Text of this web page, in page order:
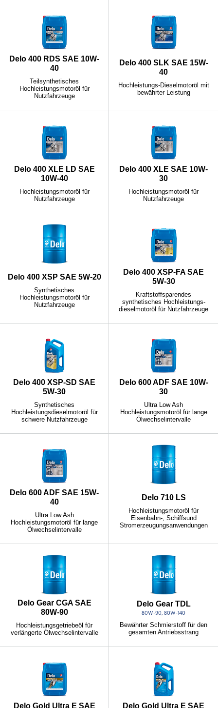
Delo 400 RDS SAE 10W-
40
Teilsynthetisches
Hochleistungsmotoröl für
Nutzfahrzeuge
Delo 400 SLK SAE 15W-
40
Hochleistungs-Dieselmotoröl mit
bewährter Leistung
Delo 400 XLE LD SAE
10W-40
Hochleistungsmotoröl für
Nutzfahrzeuge
Delo 400 XLE SAE 10W-
30
Hochleistungsmotoröl für
Nutzfahrzeuge
Delo 400 XSP SAE 5W-20
Synthetisches
Hochleistungsmotoröl für
Nutzfahrzeuge
Delo 400 XSP-FA SAE
5W-30
Kraftstoffsparendes
synthetisches Hochleistungs-
dieselmotoröl für Nutzfahrzeuge
Delo 400 XSP-SD SAE
5W-30
Synthetisches
Hochleistungsdieselmotoröl für
schwere Nutzfahrzeuge
Delo 600 ADF SAE 10W-
30
Ultra Low Ash
Hochleistungsmotoröl für lange
Ölwechselintervalle
Delo 600 ADF SAE 15W-
40
Ultra Low Ash
Hochleistungsmotoröl für lange
Ölwechselintervalle
Delo 710 LS
Hochleistungsmotoröl für
Eisenbahn-, Schiffsund
Stromerzeugungsanwendungen
Delo Gear CGA SAE
80W-90
Hochleistungsgetriebeöl für
verlängerte Ölwechselintervalle
Delo Gear TDL
80W-90, 80W-140
Bewährter Schmierstoff für den
gesamten Antriebsstrang
Delo Gold Ultra E SAE Delo Gold Ultra E SAE